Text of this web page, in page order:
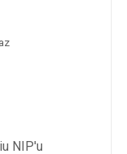
NIP'u